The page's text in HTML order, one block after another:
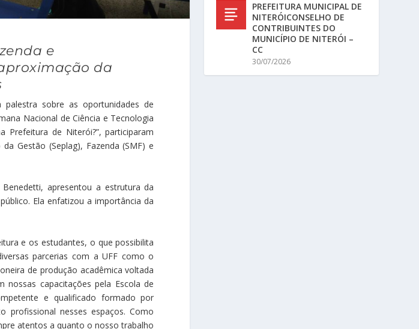
e
da
sobre as oportunidades de
Nacional de Ciência e Tecnologia
Prefeitura de Niterói?”, participaram
Gestão (Seplag), Fazenda (SMF) e
apresentou a estrutura da
Ela enfatizou a importância da
e os estudantes, o que possibilita
parcerias com a UFF como o
de produção acadêmica voltada
capacitações pela Escola de
e qualificado formado por
profissional nesses espaços. Como
atentos a quanto o nosso trabalho
PREFEITURA MUNICIPAL DE
NITERÓICONSELHO DE
CONTRIBUINTES DO
MUNICÍPIO DE NITERÓI –
CC
30/07/2026